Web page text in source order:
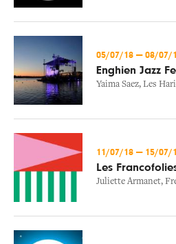
05/07/18 — 08/07/
Enghien Jazz
Yaima Saez, Les
11/07/18 — 15/07/
Les
Juliette Armanet,